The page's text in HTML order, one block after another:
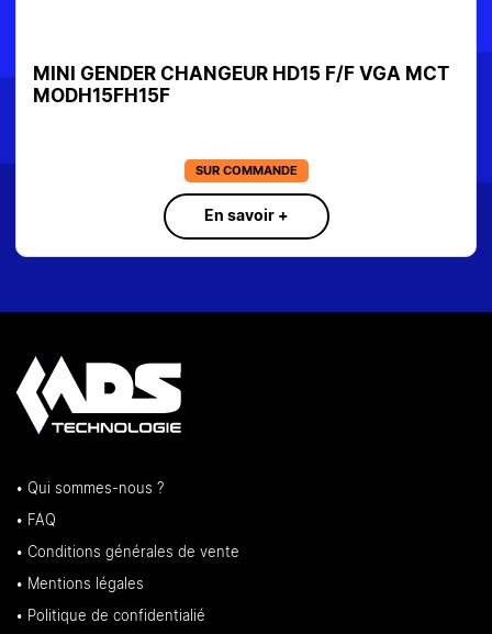
GENDER CHANGEUR HD15 F/F VGA MCT
SUR COMMANDE
En savoir +
• Qui sommes-nous ?
• FAQ
• Conditions générales de vente
• Mentions légales
• Politique de confidentialié